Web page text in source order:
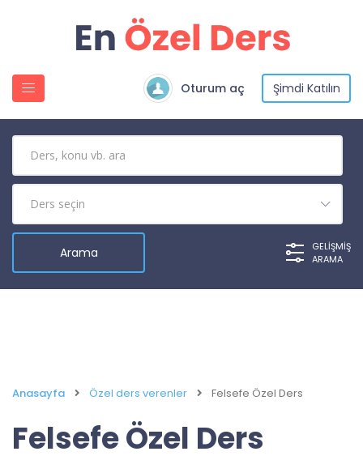
Oturum aç Şimdi Katılın
GELIŞMIŞ
ARAMA
Anasayfa Özel ders verenler Felsefe Özel Ders
Felsefe Özel Ders